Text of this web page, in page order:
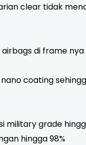
clear tidak
di frame nya
coating
military grade
hingga 98%